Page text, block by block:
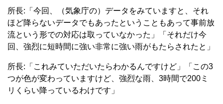
所長:「今回、（気象庁の）データをみていますと、それ
ほど降らないデータでもあったということもあって事前放
流という形での対応は取っていなかった」「それだけ今
回、強烈に短時間に強い非常に強い雨がもたらされたと」
所長:「これみていただいたらわかるんですけど」「この3
つが色が変わっていますけど、強烈な雨、3時間で200ミ
リくらい降っているわけです」